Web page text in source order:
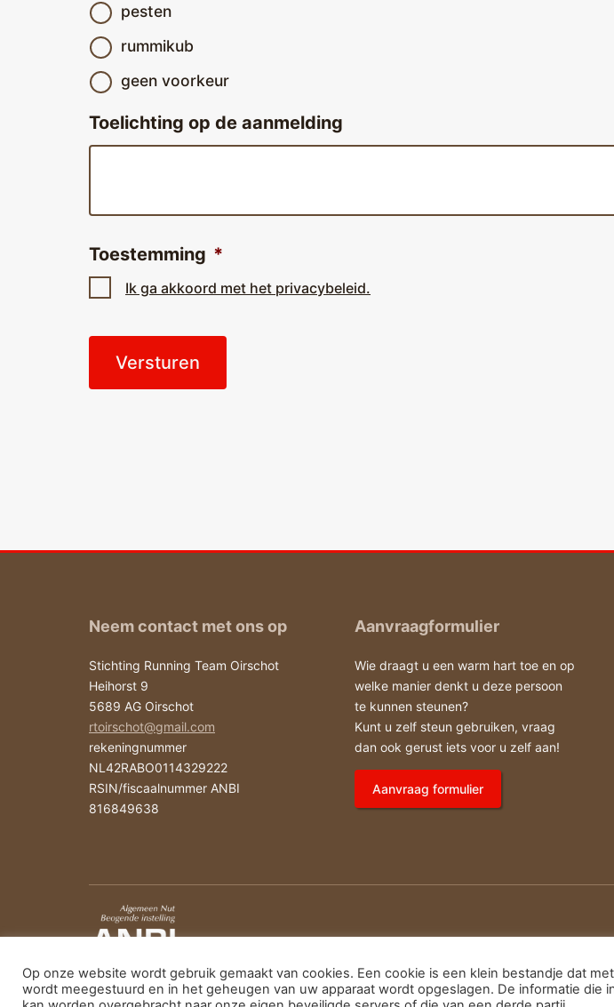
pesten
rummikub
geen voorkeur
Toelichting op de aanmelding
Toestemming *
Ik ga akkoord met het privacybeleid.
CAPTCHA
navigatie
Neem contact met ons op
Stichting Running Team Oirschot
Heihorst 9
5689 AG Oirschot
rtoirschot@gmail.com
rekeningnummer
NL42RABO0114329222
RSIN/fiscaalnummer ANBI
816849638
Aanvraagformulier
Wie draagt u een warm hart toe en op
welke manier denkt u deze persoon
te kunnen steunen?
Kunt u zelf steun gebruiken, vraag
dan ook gerust iets voor u zelf aan!
Aanvraag formulier
Op onze website wordt gebruik gemaakt van cookies. Een cookie is een klein bestandje dat
wordt meegestuurd en in het geheugen van uw apparaat wordt opgeslagen. De informatie die